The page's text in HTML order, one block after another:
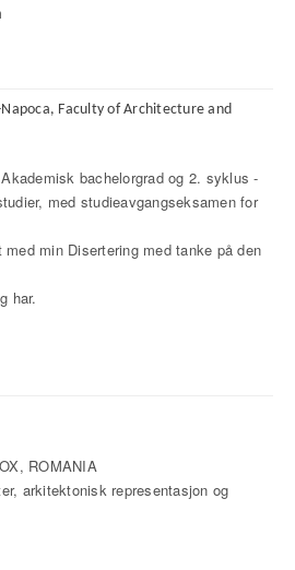
Faculty of Architecture and
bachelorgrad og 2. syklus -
med studieavgangseksamen for
min Disertering med tanke på den
har.
ROMANIA
arkitektonisk representasjon og